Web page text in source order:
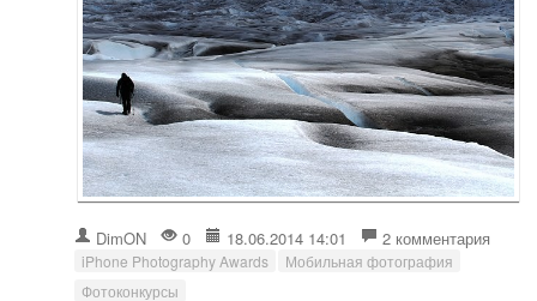
DimON 0 18.06.2014 14:01 2 комментария
iPhone Photography Awards
Мобильная фотография
Фотоконкурсы